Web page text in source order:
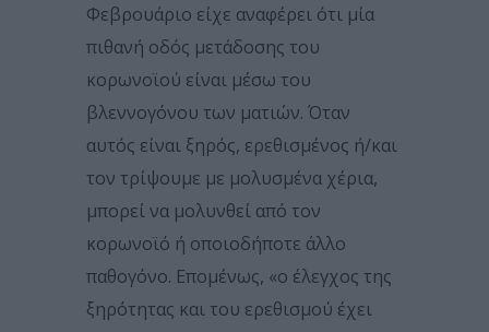
Φεβρουάριο είχε αναφέρει ότι μία
πιθανή οδός μετάδοσης του
κορωνοϊού είναι μέσω του
βλεννογόνου των ματιών. Όταν
αυτός είναι ξηρός, ερεθισμένος ή/και
τον τρίψουμε με μολυσμένα χέρια,
μπορεί να μολυνθεί από τον
κορωνοϊό ή οποιοδήποτε άλλο
παθογόνο. Επομένως, «ο έλεγχος της
ξηρότητας και του ερεθισμού έχει